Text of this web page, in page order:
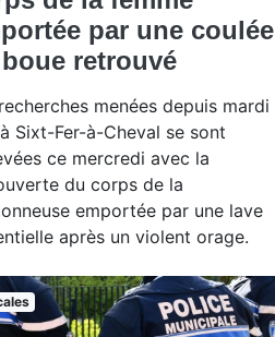
par une coulée
retrouvé
menées depuis mardi
Sixt-Fer-à-Cheval se sont
ce mercredi avec la
du corps de la
emportée par une lave
après un violent orage.